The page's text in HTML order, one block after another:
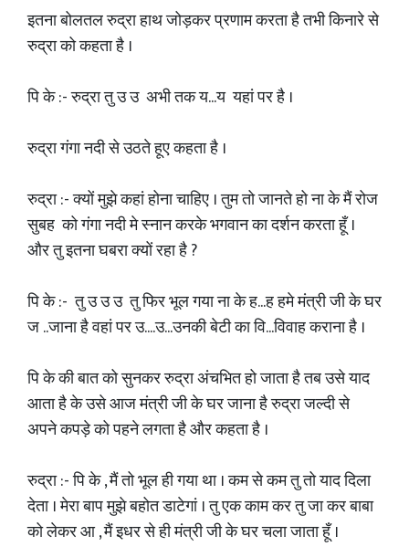
इतना बोलतल रुद्रा हाथ जोड़कर प्रणाम करता है तभी किनारे से
रुद्रा को कहता है ।
पि के :- रुद्रा तु उ उ अभी तक य...य यहां पर है ।
रुद्रा गंगा नदी से उठते हूए कहता है ।
रुद्रा :- क्यों मुझे कहां होना चाहिए । तुम तो जानते हो ना के मैं रोज
सुबह को गंगा नदी मे स्नान करके भगवान का दर्शन करता हूँ ।
और तु इतना घबरा क्यों रहा है ?
पि के :- तु उ उ उ तु फिर भूल गया ना के ह...ह हमे मंत्री जी के घर
ज ..जाना है वहां पर उ....उ...उनकी बेटी का वि...विवाह कराना है ।
पि के की बात को सुनकर रुद्रा अंचभित हो जाता है तब उसे याद
आता है के उसे आज मंत्री जी के घर जाना है रुद्रा जल्दी से
अपने कपड़े को पहने लगता है और कहता है ।
रुद्रा :- पि के , मैं तो भूल ही गया था । कम से कम तु तो याद दिला
देता । मेरा बाप मुझे बहोत डाटेगां । तु एक काम कर तु जा कर बाबा
को लेकर आ , मैं इधर से ही मंत्री जी के घर चला जाता हूँ ।